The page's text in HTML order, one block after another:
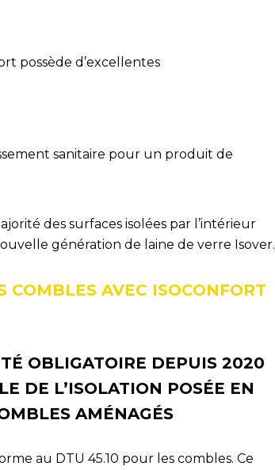
possède d’excellentes
sanitaire pour un produit de
des surfaces isolées par l’intérieur
génération de laine de verre Isover.
COMBLES AVEC ISOCONFORT
OBLIGATOIRE DEPUIS 2020
DE L’ISOLATION POSÉE EN
AMÉNAGÉS
au DTU 45.10 pour les combles. Ce